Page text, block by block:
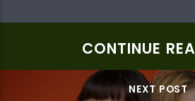
CONTINUE
NEXT POST